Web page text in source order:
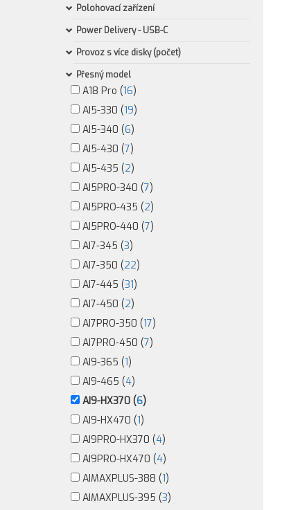
Polohovací zařízení
Power Delivery - USB-C
Provoz s více disky (počet)
Přesný model
A18 Pro (16)
AI5-330 (19)
AI5-340 (6)
AI5-430 (7)
AI5-435 (2)
AI5PRO-340 (7)
AI5PRO-435 (2)
AI5PRO-440 (7)
AI7-345 (3)
AI7-350 (22)
AI7-445 (31)
AI7-450 (2)
AI7PRO-350 (17)
AI7PRO-450 (7)
AI9-365 (1)
AI9-465 (4)
AI9-HX370 (6)
AI9-HX470 (1)
AI9PRO-HX370 (4)
AI9PRO-HX470 (4)
AIMAXPLUS-388 (1)
AIMAXPLUS-395 (3)